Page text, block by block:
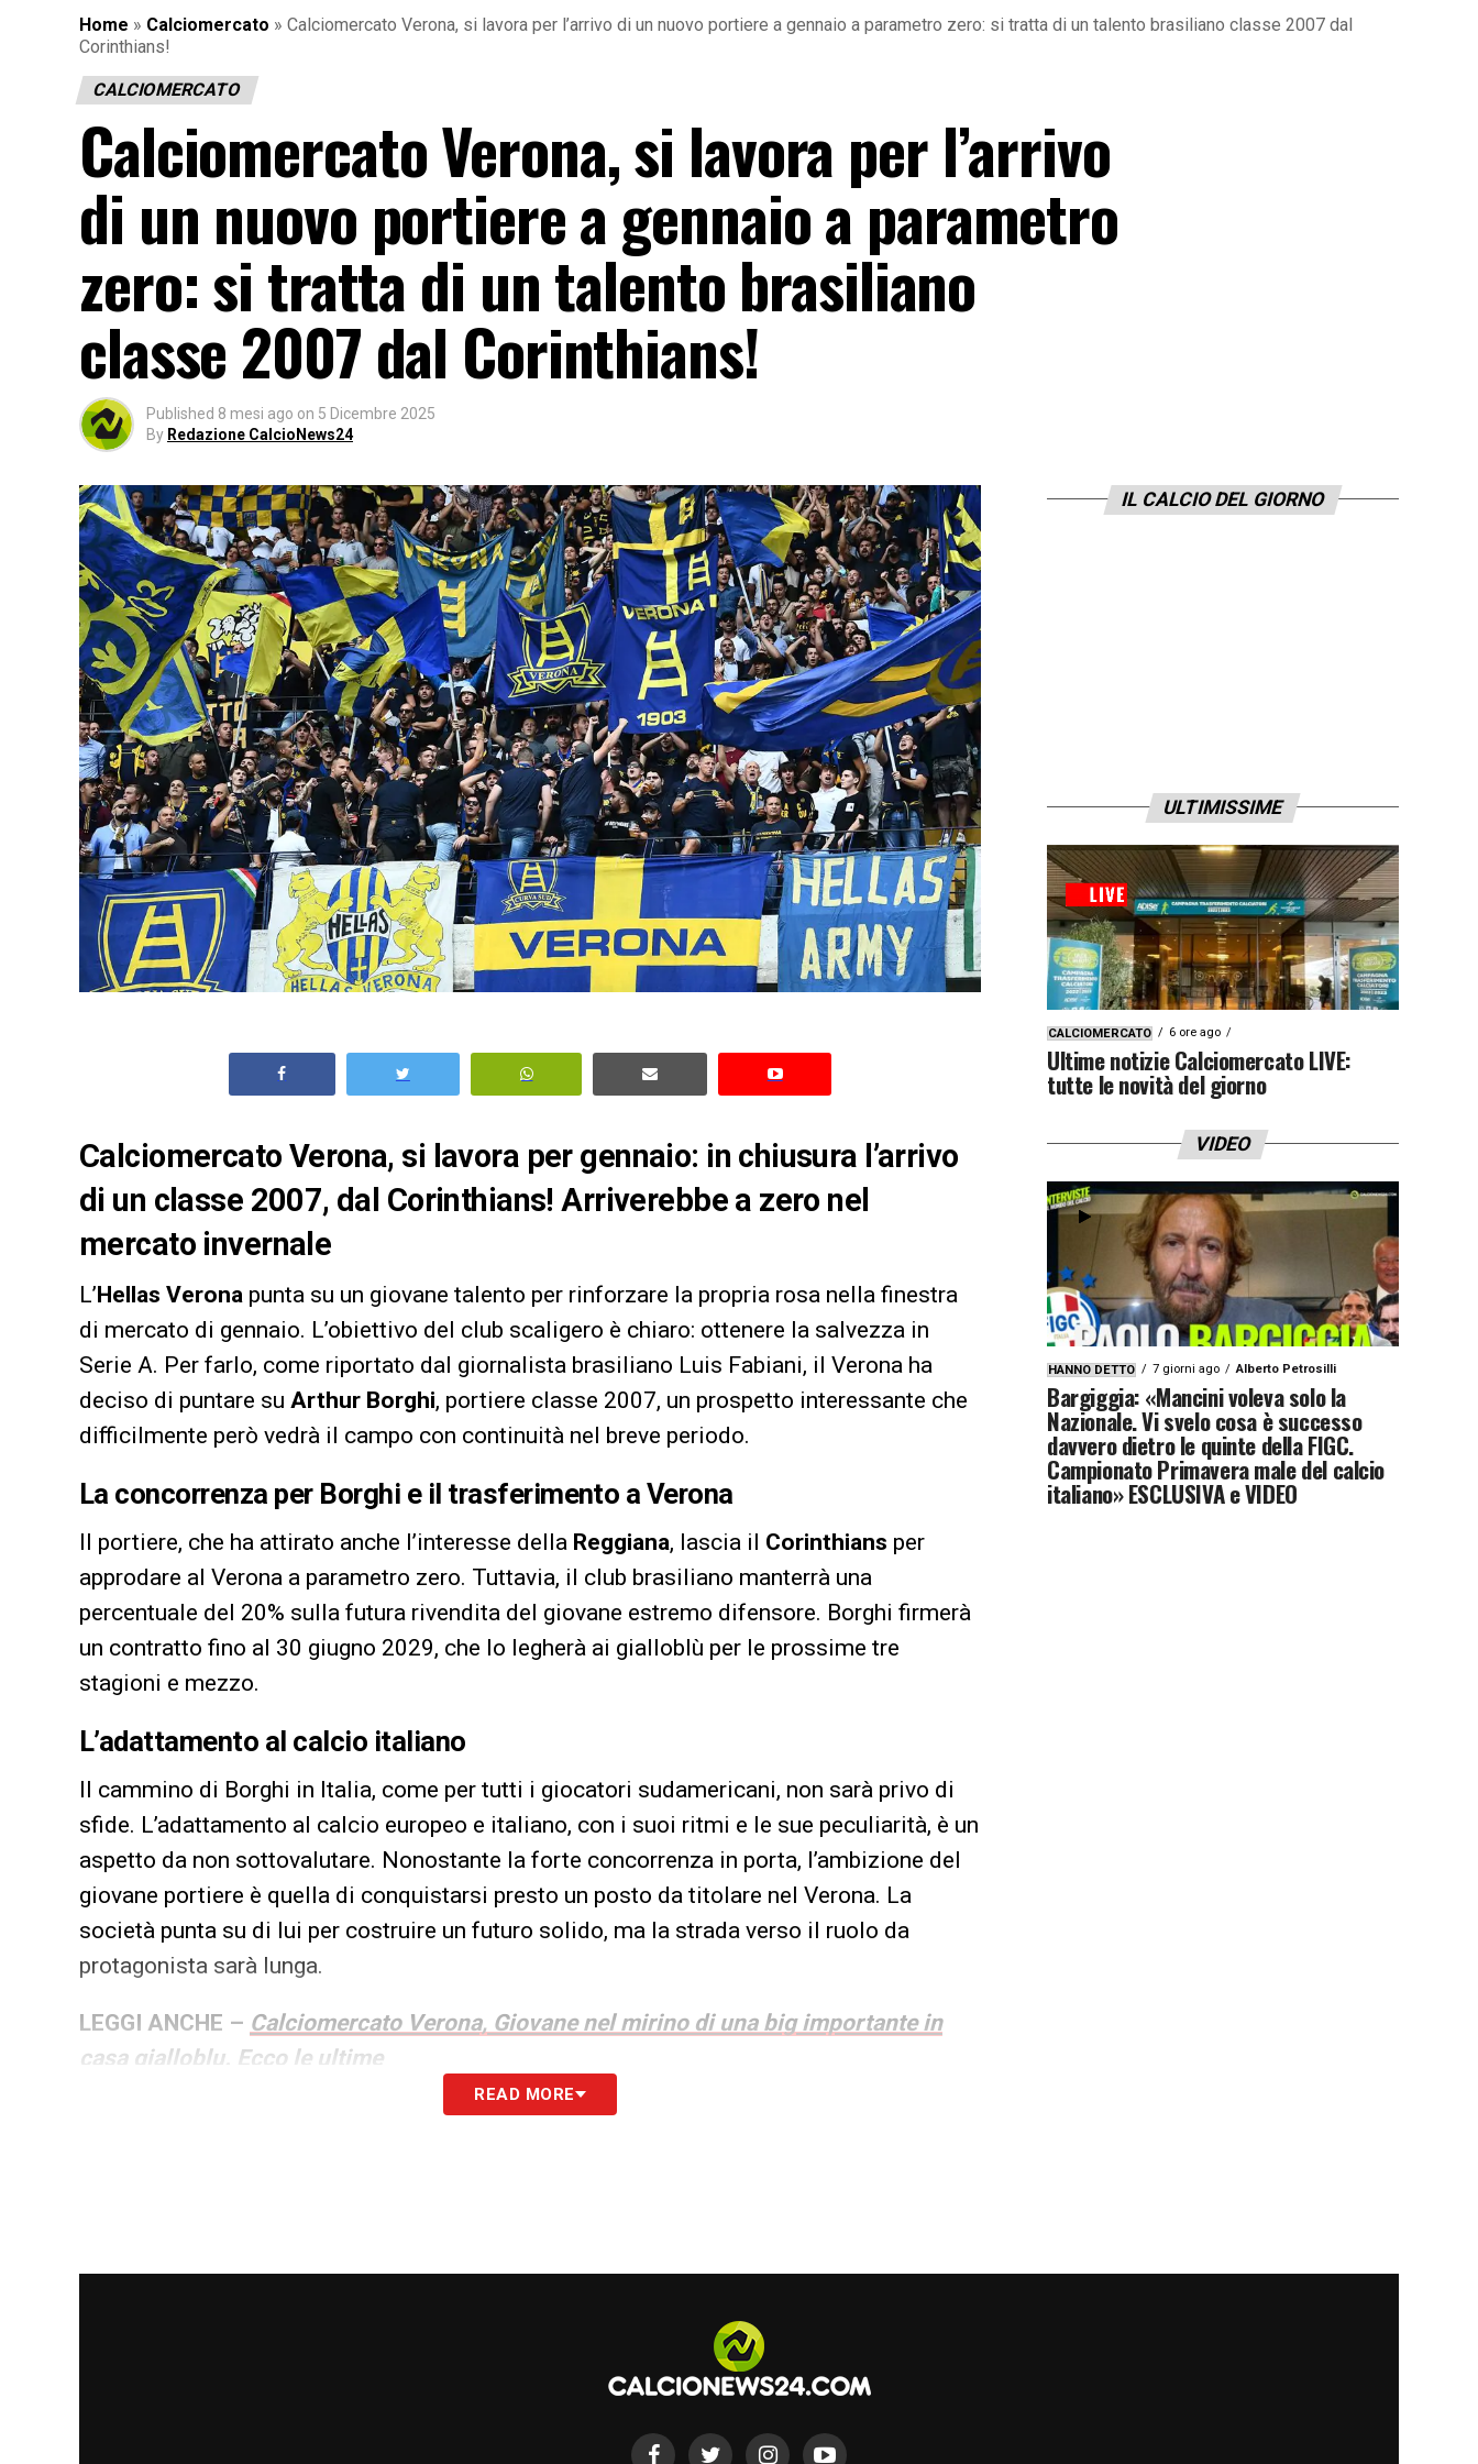
Home » Calciomercato » Calciomercato Verona, si lavora per l’arrivo di un nuovo portiere a gennaio a parametro zero: si tratta di un talento brasiliano classe 2007 dal
Corinthians!
CALCIOMERCATO
Calciomercato Verona, si lavora per l’arrivo
di un nuovo portiere a gennaio a parametro
zero: si tratta di un talento brasiliano
classe 2007 dal Corinthians!
Published 8 mesi ago on 5 Dicembre 2025
By Redazione CalcioNews24
Calciomercato Verona, si lavora per gennaio: in chiusura l’arrivo
di un classe 2007, dal Corinthians! Arriverebbe a zero nel
mercato invernale
L’Hellas Verona punta su un giovane talento per rinforzare la propria rosa nella finestra
di mercato di gennaio. L’obiettivo del club scaligero è chiaro: ottenere la salvezza in
Serie A. Per farlo, come riportato dal giornalista brasiliano Luis Fabiani, il Verona ha
deciso di puntare su Arthur Borghi, portiere classe 2007, un prospetto interessante che
difficilmente però vedrà il campo con continuità nel breve periodo.
La concorrenza per Borghi e il trasferimento a Verona
Il portiere, che ha attirato anche l’interesse della Reggiana, lascia il Corinthians per
approdare al Verona a parametro zero. Tuttavia, il club brasiliano manterrà una
percentuale del 20% sulla futura rivendita del giovane estremo difensore. Borghi firmerà
un contratto fino al 30 giugno 2029, che lo legherà ai gialloblù per le prossime tre
stagioni e mezzo.
L’adattamento al calcio italiano
Il cammino di Borghi in Italia, come per tutti i giocatori sudamericani, non sarà privo di
sfide. L’adattamento al calcio europeo e italiano, con i suoi ritmi e le sue peculiarità, è un
aspetto da non sottovalutare. Nonostante la forte concorrenza in porta, l’ambizione del
giovane portiere è quella di conquistarsi presto un posto da titolare nel Verona. La
società punta su di lui per costruire un futuro solido, ma la strada verso il ruolo da
protagonista sarà lunga.
LEGGI ANCHE – Calciomercato Verona, Giovane nel mirino di una big importante in
casa gialloblu. Ecco le ultime
READ MORE
IL CALCIO DEL GIORNO
ULTIMISSIME
CALCIOMERCATO 6 ore ago
Ultime notizie Calciomercato LIVE:
tutte le novità del giorno
VIDEO
HANNO DETTO 7 giorni ago Alberto Petrosilli
Bargiggia: «Mancini voleva solo la
Nazionale. Vi svelo cosa è successo
davvero dietro le quinte della FIGC.
Campionato Primavera male del calcio
italiano» ESCLUSIVA e VIDEO